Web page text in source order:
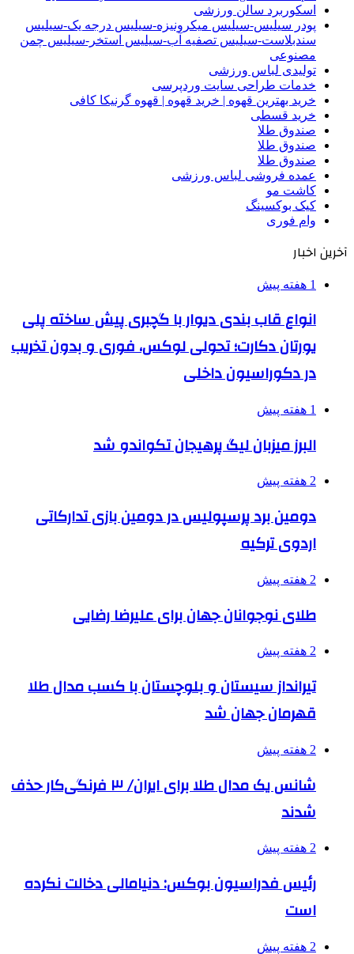
اسکوربرد سالن ورزشی
پودر سیلیس-سیلیس میکرونیزه-سیلیس درجه یک-سیلیس
سندبلاست-سیلیس تصفیه آب-سیلیس استخر-سیلیس چمن
مصنوعی
تولیدی لباس ورزشی
خدمات طراحی سایت وردپرسی
خرید بهترین قهوه | خرید قهوه | قهوه گرنیکا کافی
خرید قسطی
صندوق طلا
صندوق طلا
صندوق طلا
عمده فروشی لباس ورزشی
کاشت مو
کیک بوکسینگ
وام فوری
آخرین اخبار
1 هفته پیش
انواع قاب بندی دیوار با گچبری پیش ساخته پلی
یورتان دکارت؛ تحولی لوکس، فوری و بدون تخریب
در دکوراسیون داخلی
1 هفته پیش
البرز میزبان لیگ پرهیجان تکواندو شد
2 هفته پیش
دومین برد پرسپولیس در دومین بازی تدارکاتی
اردوی ترکیه
2 هفته پیش
طلای نوجوانان جهان برای علیرضا رضایی
2 هفته پیش
تیرانداز سیستان و بلوچستان با کسب مدال طلا
قهرمان جهان شد
2 هفته پیش
شانس یک مدال طلا برای ایران/ ۳ فرنگی‌کار حذف
شدند
2 هفته پیش
رئیس فدراسیون بوکس: دنیامالی دخالت نکرده
است
2 هفته پیش